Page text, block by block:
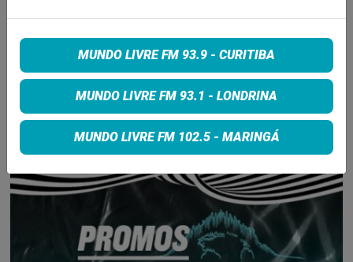
DIZ QUE “NENHUMA LAMÚRIA É
PEQUENA DEMAIS”
6 de agosto de 2026
INSCREVA-SE
MUNDO LIVRE FM 93.9 - CURITIBA
MUNDO LIVRE FM 93.1 - LONDRINA
MUNDO LIVRE FM 102.5 - MARINGÁ